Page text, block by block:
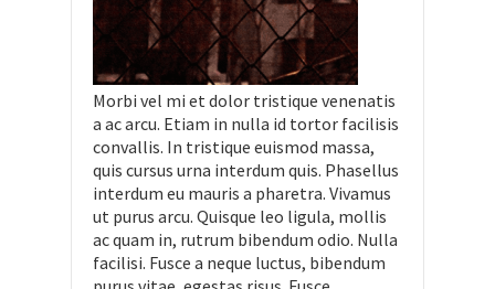
Morbi vel mi et dolor tristique venenatis
a ac arcu. Etiam in nulla id tortor facilisis
convallis. In tristique euismod massa,
quis cursus urna interdum quis. Phasellus
interdum eu mauris a pharetra. Vivamus
ut purus arcu. Quisque leo ligula, mollis
ac quam in, rutrum bibendum odio. Nulla
facilisi. Fusce a neque luctus, bibendum